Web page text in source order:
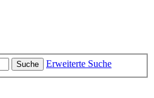
Suche
Erweiterte Suche